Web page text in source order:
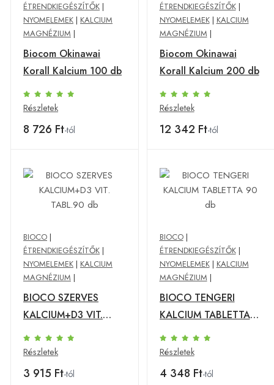
ÉTRENDKIEGÉSZÍTŐK |
NYOMELEMEK | KALCIUM
MAGNÉZIUM |
Biocom Okinawai
Korall Kalcium 100 db
Részletek
8 726 Ft-tól
ÉTRENDKIEGÉSZÍTŐK|
NYOMELEMEK| KALCIUM
MAGNÉZIUM |
Biocom Okinawai
Korall Kalcium 200 db
Részletek
12 342 Ft-tól
BIOCO |
ÉTRENDKIEGÉSZÍTŐK |
NYOMELEMEK | KALCIUM
MAGNÉZIUM |
BIOCO SZERVES
KALCIUM+D3 VIT.
TABL.90 db
Részletek
3 915 Ft-tól
BIOCO|
ÉTRENDKIEGÉSZÍTŐK|
NYOMELEMEK| KALCIUM
MAGNÉZIUM |
BIOCO TENGERI
KALCIUM TABLETTA
90 db
Részletek
4 348 Ft-tól